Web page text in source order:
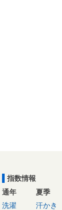
指数情報
通年
洗濯
夏季
汗かき